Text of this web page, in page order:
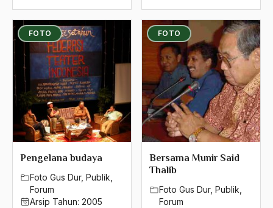
FOTO
Pengelana budaya
Foto Gus Dur, Publik
Forum
Arsip Tahun: 2005
FOTO
Bersama Munir Said
Thalib
Foto Gus Dur, Publik
Forum
2011
2010
2009
2008
2007
2006
2005
2004